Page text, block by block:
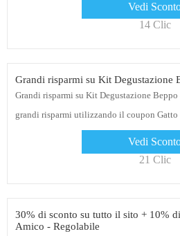
Vedi
14 Clic
Grandi risparmi su Kit Degustazione
Grandi risparmi su Kit Degustazione
grandi risparmi utilizzando il coupon Gatto
Vedi
21 Clic
30% di sconto su tutto il sito + 10%
Amico - Regolabile